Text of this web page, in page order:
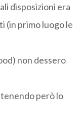
disposizioni era
(in primo luogo le
non dessero
però lo